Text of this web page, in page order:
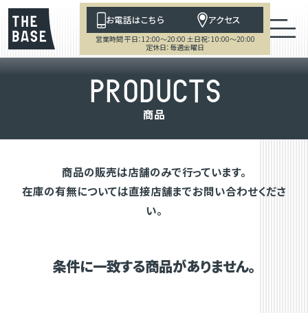
お電話はこちら アクセス
営業時間 平日：12:00～20:00 土日祝：10:00～20:00
定休日：毎週金曜日
PRODUCTS
商品
商品の販売は店舗のみで行っています。
在庫の有無については直接店舗までお問い合わせくださ
い。
条件に一致する商品がありません。